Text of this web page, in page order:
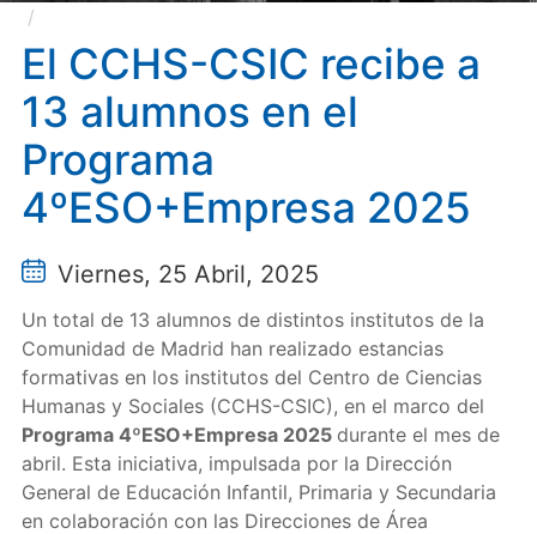
4ºESO+Empresa 2025
El CCHS-CSIC recibe a
13 alumnos en el
Programa
4ºESO+Empresa 2025
Viernes, 25 Abril, 2025
Un total de 13 alumnos de distintos institutos de la
Comunidad de Madrid han realizado estancias
formativas en los institutos del Centro de Ciencias
Humanas y Sociales (CCHS-CSIC), en el marco del
Programa 4ºESO+Empresa 2025 durante el mes de
abril. Esta iniciativa, impulsada por la Dirección
General de Educación Infantil, Primaria y Secundaria
en colaboración con las Direcciones de Área